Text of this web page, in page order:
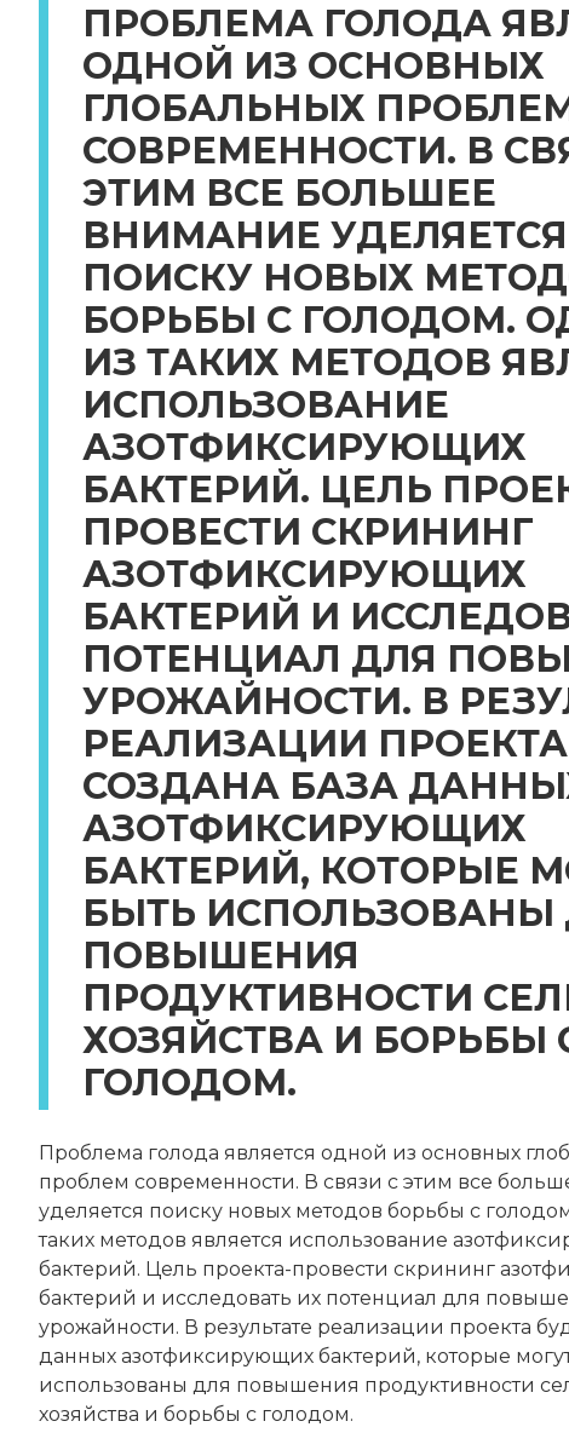
ПРОБЛЕМА ГОЛОДА
ОДНОЙ ИЗ ОСНОВНЫХ
ГЛОБАЛЬНЫХ
СОВРЕМЕННОСТИ. В
ЭТИМ ВСЕ БОЛЬШЕЕ
ВНИМАНИЕ УДЕЛЯЕТСЯ
ПОИСКУ НОВЫХ
БОРЬБЫ С ГОЛОДОМ.
ИЗ ТАКИХ МЕТОДОВ
ИСПОЛЬЗОВАНИЕ
АЗОТФИКСИРУЮЩИХ
БАКТЕРИЙ. ЦЕЛЬ
ПРОВЕСТИ СКРИНИНГ
АЗОТФИКСИРУЮЩИХ
БАКТЕРИЙ И
ПОТЕНЦИАЛ ДЛЯ
УРОЖАЙНОСТИ. В
РЕАЛИЗАЦИИ
СОЗДАНА БАЗА
АЗОТФИКСИРУЮЩИХ
БАКТЕРИЙ, КОТОРЫЕ
БЫТЬ ИСПОЛЬЗОВАНЫ
ПОВЫШЕНИЯ
ПРОДУКТИВНОСТИ
ХОЗЯЙСТВА И БОРЬБЫ
ГОЛОДОМ.
Проблема голода является одной из основных
проблем современности. В связи с этим все
уделяется поиску новых методов борьбы с
таких методов является использование
бактерий. Цель проекта-провести скрининг
бактерий и исследовать их потенциал для
урожайности. В результате реализации проекта
данных азотфиксирующих бактерий, которые
использованы для повышения продуктивности
хозяйства и борьбы с голодом.